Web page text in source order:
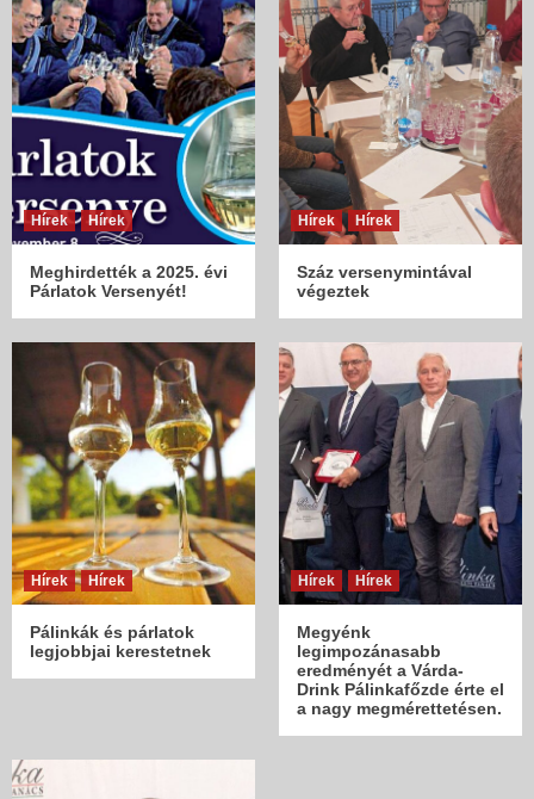
Hírek Hírek
Meghirdették a 2025. évi
Párlatok Versenyét!
Hírek Hírek
Száz versenymintával
végeztek
Hírek Hírek
Pálinkák és párlatok
legjobbjai kerestetnek
Hírek Hírek
Megyénk
legimpozánasabb
eredményét a Várda-
Drink Pálinkafőzde érte el
a nagy megmérettetésen.